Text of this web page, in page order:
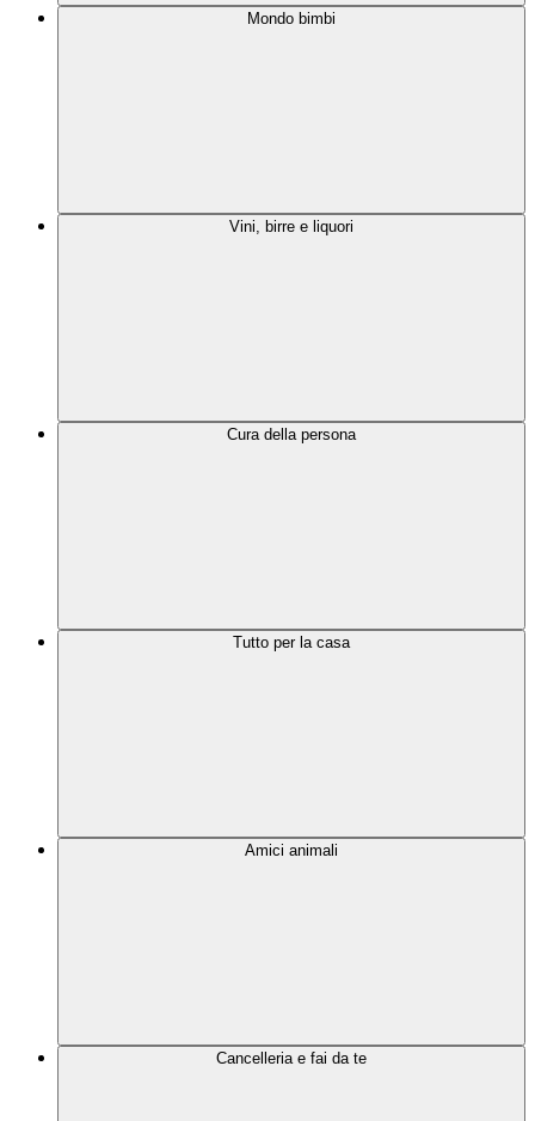
Mondo bimbi
Vini, birre e liquori
Cura della persona
Tutto per la casa
Amici animali
Cancelleria e fai da te